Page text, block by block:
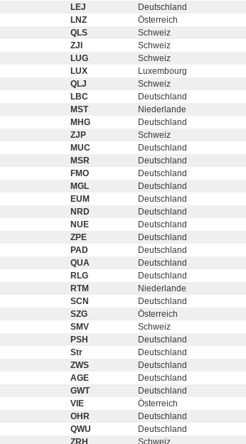
LEJ
Deutschland
LNZ
Österreich
QLS
Schweiz
ZJI
Schweiz
LUG
Schweiz
LUX
Luxembourg
QLJ
Schweiz
LBC
Deutschland
MST
Niederlande
MHG
Deutschland
ZJP
Schweiz
MUC
Deutschland
MSR
Deutschland
FMO
Deutschland
MGL
Deutschland
EUM
Deutschland
NRD
Deutschland
NUE
Deutschland
ZPE
Deutschland
PAD
Deutschland
QUA
Deutschland
RLG
Deutschland
RTM
Niederlande
SCN
Deutschland
SZG
Österreich
SMV
Schweiz
PSH
Deutschland
Str
Deutschland
ZWS
Deutschland
AGE
Deutschland
GWT
Deutschland
VIE
Österreich
OHR
Deutschland
QWU
Deutschland
ZRH Schweiz